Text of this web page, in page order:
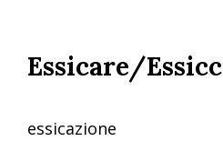
Essicare/
essicazione